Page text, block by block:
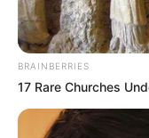
BRAINBERRIES
17 Rare Churches